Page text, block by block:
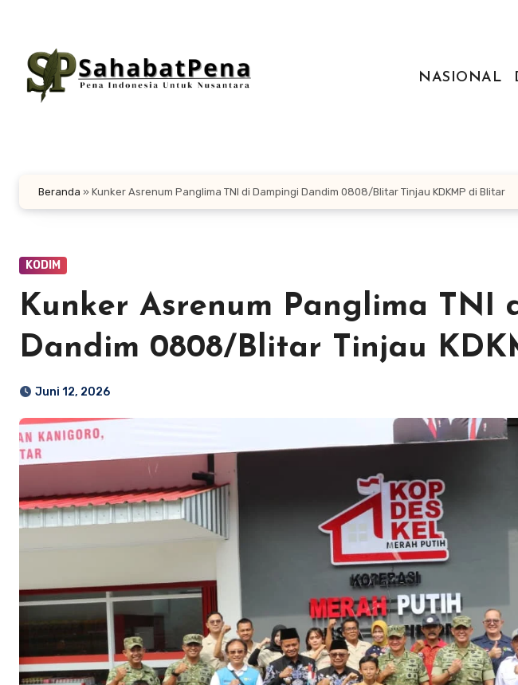
konten
NASIONAL
Beranda » Kunker Asrenum Panglima TNI di Dampingi Dandim 0808/Blitar Tinjau KDKMP di Blitar
KODIM
Kunker Asrenum Panglima TNI
Dandim 0808/Blitar Tinjau
Juni 12, 2026